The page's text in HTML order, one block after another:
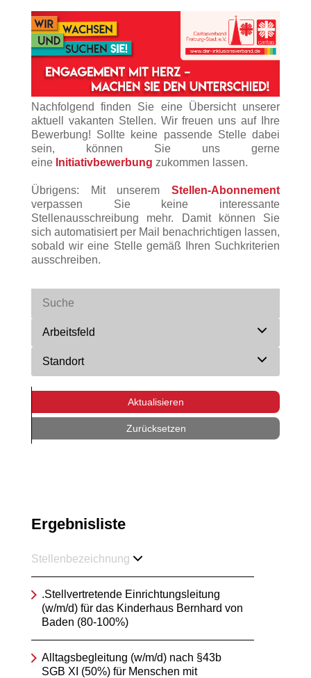
Nachfolgend finden Sie eine Übersicht unserer
aktuell vakanten Stellen. Wir freuen uns auf Ihre
Bewerbung! Sollte keine passende Stelle dabei
sein, können Sie uns gerne
eine Initiativbewerbung zukommen lassen.
Übrigens: Mit unserem Stellen-Abonnement
verpassen Sie keine interessante
Stellenausschreibung mehr. Damit können Sie
sich automatisiert per Mail benachrichtigen lassen,
sobald wir eine Stelle gemäß Ihren Suchkriterien
ausschreiben.
Arbeitsfeld
Standort
Aktualisieren
Zurücksetzen
Ergebnisliste
Stellenbezeichnung
.Stellvertretende Einrichtungsleitung
(w/m/d) für das Kinderhaus Bernhard von
Baden (80-100%)
Alltagsbegleitung (w/m/d) nach §43b
SGB XI (50%) für Menschen mit